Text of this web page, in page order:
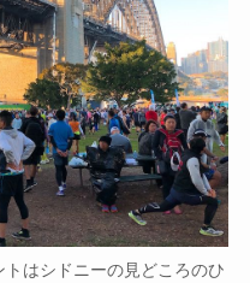
はシドニーの見どころのひ